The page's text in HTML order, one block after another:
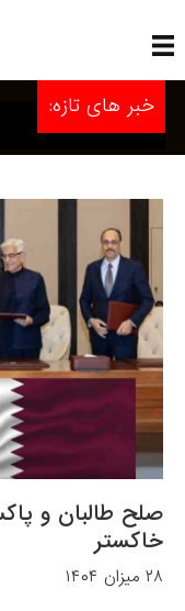
خبر های تازه:
صلح طالبان و
خاکستر
۲۸ میزان ۱۴۰۴